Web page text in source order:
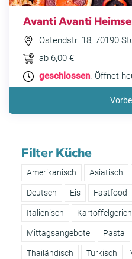
Avanti Avanti
Ostendstr. 18, 70190
ab 6,00 €
geschlossen. Öffnet
Filter Küche
Amerikanisch Asiatisch
Deutsch Eis Fastfood
Italienisch
Mittagsangebote Pasta
Thailändisch Türkisch